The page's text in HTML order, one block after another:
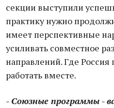
секции выступили
практику нужно
имеет перспективные
усиливать совместное
направлений. Где Россия
работать вместе.
- Союзные программы -